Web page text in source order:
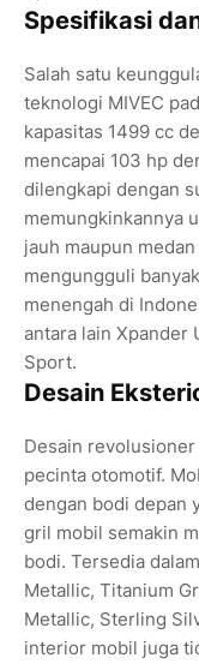
Spesifikasi
Salah satu
teknologi MIVEC
kapasitas 1499 cc
mencapai 103 hp
dilengkapi dengan
memungkinkannya
jauh maupun
mengungguli
menengah di
antara lain Xpander
Sport.
Desain
Desain
pecinta otomotif.
dengan bodi depan
gril mobil semakin
bodi. Tersedia
Metallic, Titanium
Metallic, Sterling
interior mobil juga